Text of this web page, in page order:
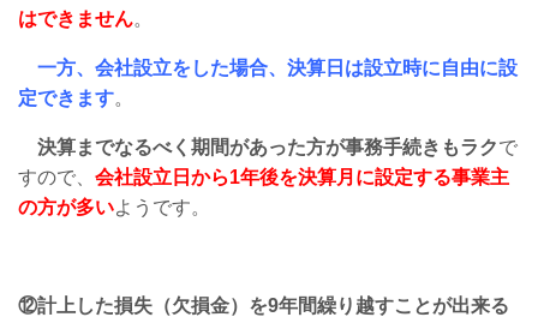
はできません。
一方、会社設立をした場合、決算日は設立時に自由に設
定できます。
決算までなるべく期間があった方が事務手続きもラクで
すので、 会社設立日から1年後を決算月に設定する事業主
の方が多いようです。
⑫計上した損失（欠損金）を9年間繰り越すことが出来る